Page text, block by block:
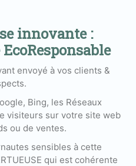
innovante :
envoyé à vos clients &
Bing, les Réseaux
visiteurs sur votre site web
ou de ventes.
sensibles à cette
qui est cohérente